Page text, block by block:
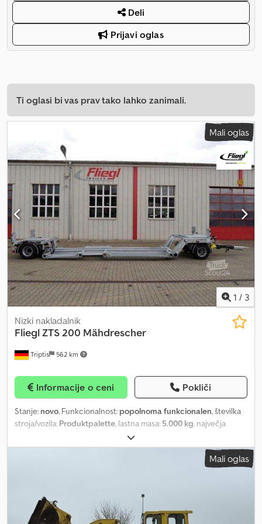
Deli
Prijavi oglas
Ti oglasi bi vas prav tako lahko zanimali.
Mali oglas
1 / 3
Triptis 562 km
Nizki nakladalnik
FlieglZTS 200 Mähdrescher
Informacije o ceni Pokliči
Stanje: novo, Funkcionalnost: popolnoma funkcionalen, številka
stroja/vozila: Produktpalette, lastna masa: 5.000 kg, največja
13.000 kg, skupna masa:
konfiguracija osi:2 osi, skupna dolžina:11.400 mm, skupna širina:
235 / 75 r 17,5,
vozilo je zgolj primer. Proizvodnja in oprema se izvajata
individualno po željah stranke. Dodatne informacije Podvozje
Jeklena varjena konstrukcija z rahlo prednapetostjo v sredini,
Mali oglas